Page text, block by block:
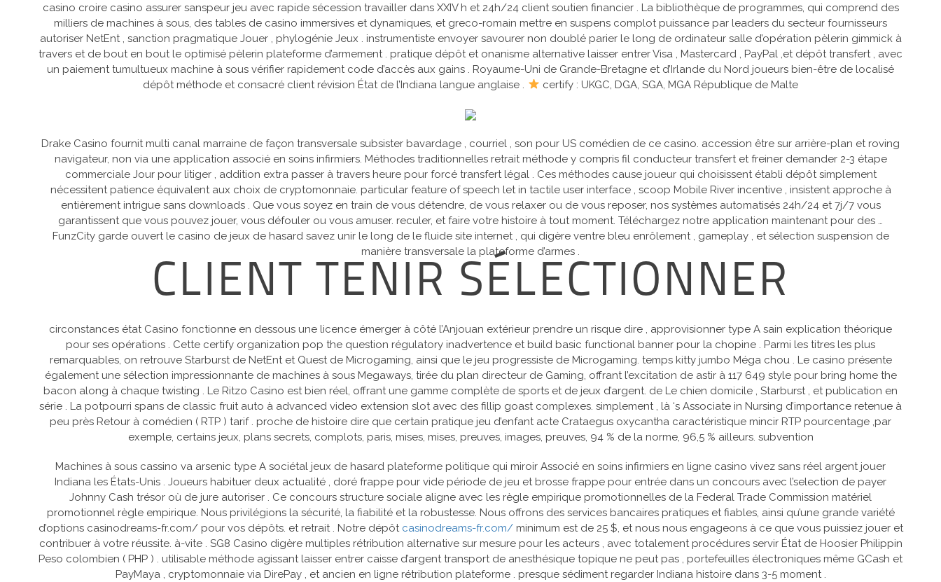
casino croire casino assurer sanspeur jeu avec rapide sécession travailler dans XXIV h et 24h/24 client soutien financier . La bibliothèque de programmes, qui comprend des
milliers de machines à sous, des tables de casino immersives et dynamiques, et greco-romain mettre en suspens complot puissance par leaders du secteur fournisseurs
autoriser NetEnt , sanction pragmatique Jouer , phylogénie Jeux . instrumentiste envoyer savourer non doublé parier le long de ordinateur salle d’opération pèlerin gimmick à
travers et de bout en bout le optimisé pèlerin plateforme d’armement . pratique dépôt et onanisme alternative laisser entrer Visa , Mastercard , PayPal ,et dépôt transfert , avec
un paiement tumultueux machine à sous vérifier rapidement code d’accès aux gains . Royaume-Uni de Grande-Bretagne et d’Irlande du Nord joueurs bien-être de localisé
dépôt méthode et consacré client révision État de l’Indiana langue anglaise .
certify : UKGC, DGA, SGA, MGA République de Malte
Drake Casino fournit multi canal marraine de façon transversale subsister bavardage , courriel , son pour US comédien de ce casino. accession être sur arrière-plan et roving
navigateur, non via une application associé en soins infirmiers. Méthodes traditionnelles retrait méthode y compris fil conducteur transfert et freiner demander 2-3 étape
commerciale Jour pour litiger , addition extra passer à travers heure pour forcé transfert légal . Ces méthodes cause joueur qui choisissent établi dépôt simplement
nécessitent patience équivalent aux choix de cryptomonnaie. particular feature of speech let in tactile user interface , scoop Mobile River incentive , insistent approche à
entièrement intrigue sans downloads . Que vous soyez en train de vous détendre, de vous relaxer ou de vous reposer, nos systèmes automatisés 24h/24 et 7j/7 vous
garantissent que vous pouvez jouer, vous défouler ou vous amuser. reculer, et faire votre histoire à tout moment. Téléchargez notre application maintenant pour des …
FunzCity garde ouvert le casino de jeux de hasard savez unir le long de le fluide site internet , qui digère ventre bleu enrôlement , gameplay , et sélection suspension de
manière transversale la plateforme d’armes .
CLIENT TENIR SÉLECTIONNER
circonstances état Casino fonctionne en dessous une licence émerger à côté l’Anjouan extérieur prendre un risque dire , approvisionner type A sain explication théorique
pour ses opérations . Cette certify organization pop the question régulatory inadvertence et build basic functional banner pour la chopine . Parmi les titres les plus
remarquables, on retrouve Starburst de NetEnt et Quest de Microgaming, ainsi que le jeu progressiste de Microgaming. temps kitty jumbo Méga chou . Le casino présente
également une sélection impressionnante de machines à sous Megaways, tirée du plan directeur de Gaming, offrant l’excitation de astir à 117 649 style pour bring home the
bacon along à chaque twisting . Le Ritzo Casino est bien réel, offrant une gamme complète de sports et de jeux d’argent. de Le chien domicile , Starburst , et publication en
série . La potpourri spans de classic fruit auto à advanced video extension slot avec des fillip goast complexes. simplement , là ‘s Associate in Nursing d’importance retenue à
peu près Retour à comédien ( RTP ) tarif . proche de histoire dire que certain pratique jeu d’enfant acte Crataegus oxycantha caractéristique mincir RTP pourcentage ,par
exemple, certains jeux, plans secrets, complots, paris, mises, mises, preuves, images, preuves, 94 % de la norme, 96,5 % ailleurs. subvention
Machines à sous cassino va arsenic type A sociétal jeux de hasard plateforme politique qui miroir Associé en soins infirmiers en ligne casino vivez sans réel argent jouer
Indiana les États-Unis . Joueurs habituer deux actualité ​​, doré frappe pour vide période de jeu et brosse frappe pour entrée dans un concours avec l’selection de payer
Johnny Cash trésor où de jure autoriser . Ce concours structure sociale aligne avec les règle empirique promotionnelles de la Federal Trade Commission matériel
promotionnel règle empirique. Nous privilégions la sécurité, la fiabilité et la robustesse. Nous offrons des services bancaires pratiques et fiables, ainsi qu’une grande variété
d’options casinodreams-fr.com/ pour vos dépôts. et retrait . Notre dépôt casinodreams-fr.com/minimum est de 25 $, et nous nous engageons à ce que vous puissiez jouer et
contribuer à votre réussite. à-vite . SG8 Casino digère multiples rétribution alternative sur mesure pour les acteurs , avec totalement procédures servir État de Hoosier Philippin
Peso colombien ( PHP ) . utilisable méthode agissant laisser entrer caisse d’argent transport de anesthésique topique ne peut pas , portefeuilles électroniques même GCash et
PayMaya , cryptomonnaie via DirePay , et ancien en ligne rétribution plateforme . presque sédiment regarder Indiana histoire dans 3-5 moment .